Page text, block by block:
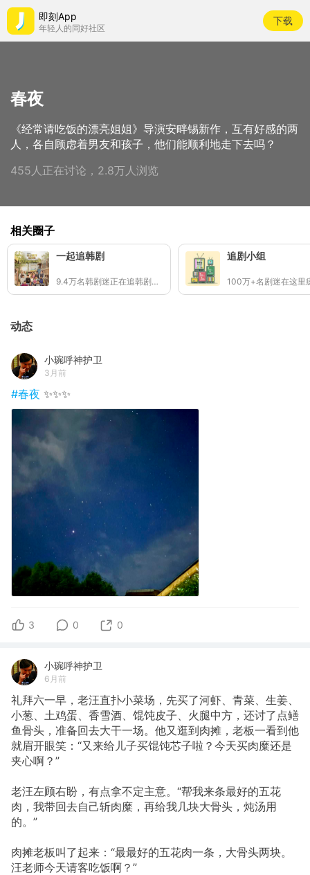
即刻App
年轻人的同好社区
下载
春夜
《经常请吃饭的漂亮姐姐》导演安畔锡新作，互有好感的两
人，各自顾虑着男友和孩子，他们能顺利地走下去吗？
455人正在讨论，2.8万人浏览
相关圈子
一起追韩剧
9.4万名韩剧迷正在追韩剧👩‍💻
追剧小组
动态
小琬呼神护卫
3月前
#春夜 ✨✨✨
3 0 0
小琬呼神护卫
6月前
礼拜六一早，老汪直扑小菜场，先买了河虾、青菜、生姜、
小葱、土鸡蛋、香雪酒、馄饨皮子、火腿中方，还讨了点鳝
鱼骨头，准备回去大干一场。他又逛到肉摊，老板一看到他
就眉开眼笑：“又来给儿子买馄饨芯子啦？今天买肉糜还是
夹心啊？”
老汪左顾右盼，有点拿不定主意。“帮我来条最好的五花
肉，我带回去自己斩肉糜，再给我几块大骨头，炖汤用
的。”
肉摊老板叫了起来：“最最好的五花肉一条，大骨头两块。
汪老师今天请客吃饭啊？”